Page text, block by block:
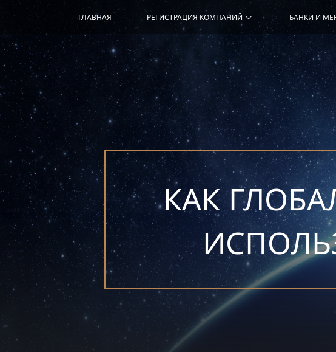
ГЛАВНАЯ РЕГИСТРАЦИЯ КОМПАНИЙ БАНКИ И
КАК